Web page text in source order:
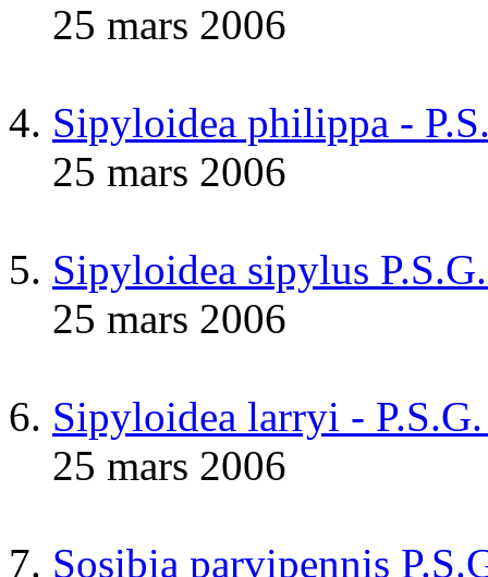
25 mars 2006
Sipyloidea philippa -
25 mars 2006
Sipyloidea sipylus
25 mars 2006
Sipyloidea larryi -
25 mars 2006
Sosibia parvipennis